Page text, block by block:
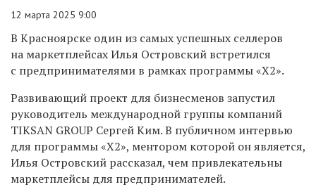
12 марта 2025 9:00
В Красноярске один из самых успешных селлеров
на маркетплейсах Илья Островский встретился
с предпринимателями в рамках программы «Х2».
Развивающий проект для бизнесменов запустил
руководитель международной группы компаний
TIKSAN GROUP Сергей Ким. В публичном интервью
для программы «Х2», ментором которой он является,
Илья Островский рассказал, чем привлекательны
маркетплейсы для предпринимателей.